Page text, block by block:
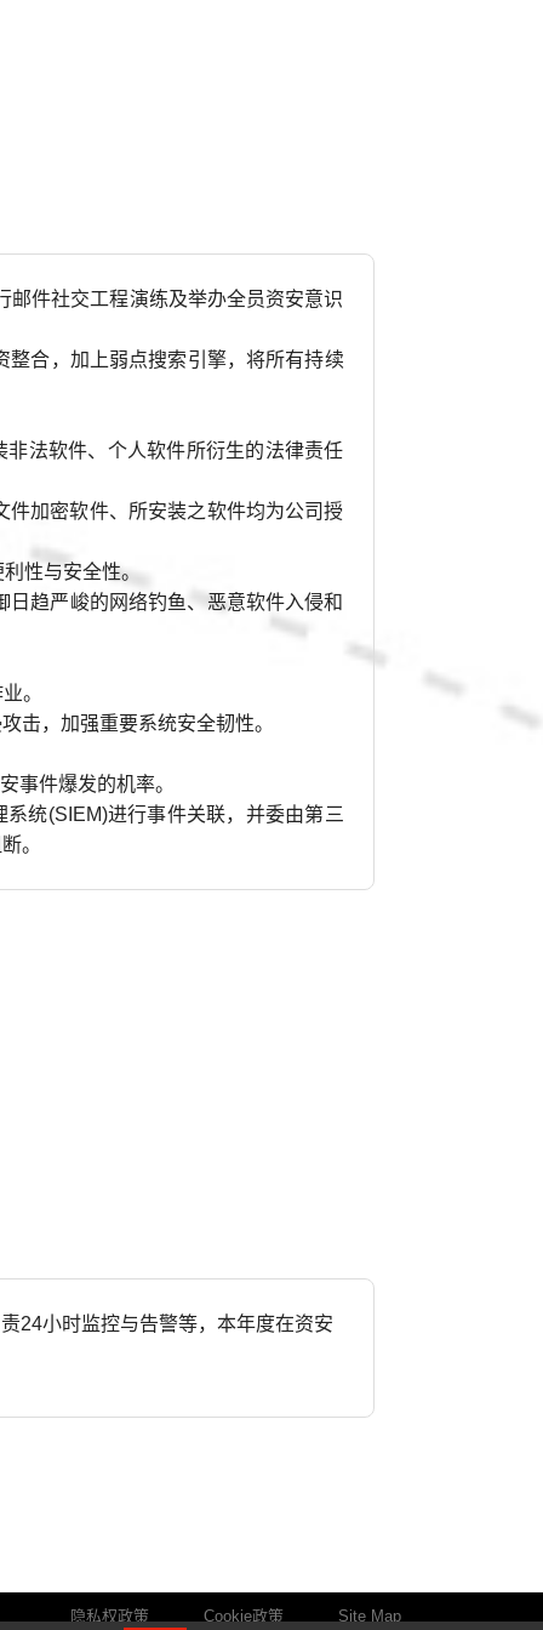
件社交工程演练及举办全员资安意识
合，加上弱点搜索引擎，将所有持续
法软件、个人软件所衍生的法律责任
加密软件、所安装之软件均为公司授
性与安全性。
趋严峻的网络钓鱼、恶意软件入侵和
。
击，加强重要系统安全韧性。
事件爆发的机率。
统(SIEM)进行事件关联，并委由第三
。
24小时监控与告警等，本年度在资安
隐私权政策 Cookie政策 Site Map